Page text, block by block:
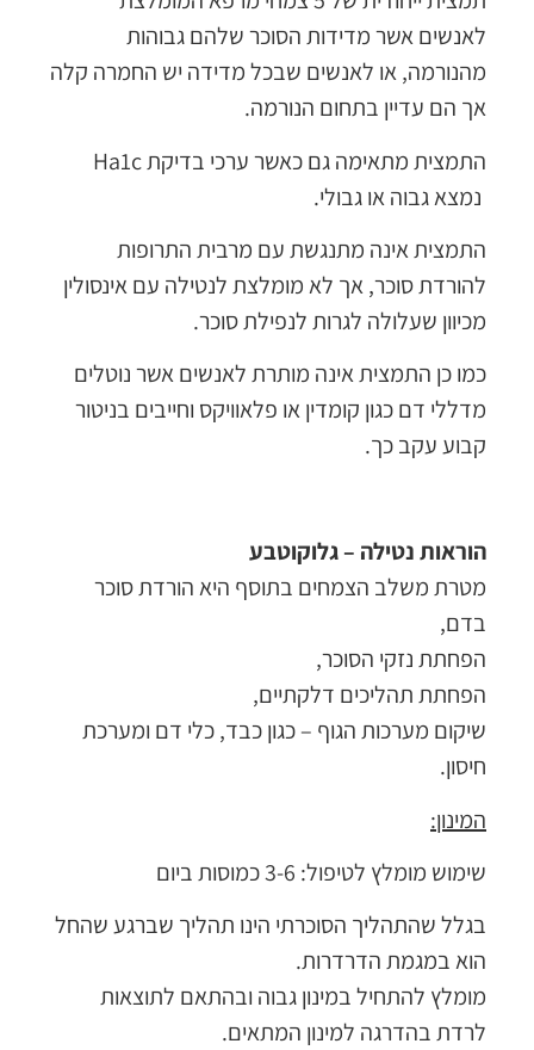
לאנשים אשר מדידות הסוכר שלהם גבוהות
מהנורמה, או לאנשים שבכל מדידה יש החמרה קלה
אך הם עדיין בתחום הנורמה.
התמצית מתאימה גם כאשר ערכי בדיקת Ha1c
נמצא גבוה או גבולי.
התמצית אינה מתנגשת עם מרבית התרופות
להורדת סוכר, אך לא מומלצת לנטילה עם אינסולין
מכיוון שעלולה לגרות לנפילת סוכר.
כמו כן התמצית אינה מותרת לאנשים אשר נוטלים
מדללי דם כגון קומדין או פלאוויקס וחייבים בניטור
קבוע עקב כך.
הוראות נטילה – גלוקוטבע
מטרת משלב הצמחים בתוסף היא הורדת סוכר
בדם,
הפחתת נזקי הסוכר,
הפחתת תהליכים דלקתיים,
שיקום מערכות הגוף – כגון כבד, כלי דם ומערכת
חיסון.
המינון:
שימוש מומלץ לטיפול: 3-6 כמוסות ביום
בגלל שהתהליך הסוכרתי הינו תהליך שברגע שהחל
הוא במגמת הדרדרות.
מומלץ להתחיל במינון גבוה ובהתאם לתוצאות
לרדת בהדרגה למינון המתאים.